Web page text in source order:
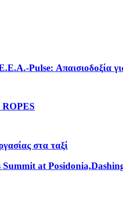
Pulse: Απαισιοδοξία
στα ταξί
at